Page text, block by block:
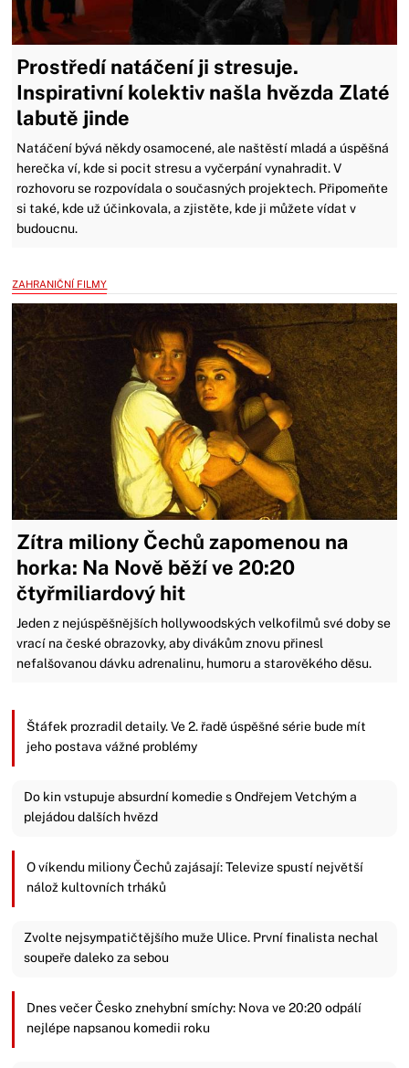
Prostředí natáčení ji stresuje.
Inspirativní kolektiv našla hvězda Zlaté
labutě jinde
Natáčení bývá někdy osamocené, ale naštěstí mladá a úspěšná
herečka ví, kde si pocit stresu a vyčerpání vynahradit. V
rozhovoru se rozpovídala o současných projektech. Připomeňte
si také, kde už účinkovala, a zjistěte, kde ji můžete vídat v
budoucnu.
ZAHRANIČNÍ FILMY
Zítra miliony Čechů zapomenou na
horka: Na Nově běží ve 20:20
čtyřmiliardový hit
Jeden z nejúspěšnějších hollywoodských velkofilmů své doby se
vrací na české obrazovky, aby divákům znovu přinesl
nefalšovanou dávku adrenalinu, humoru a starověkého děsu.
Štáfek prozradil detaily. Ve 2. řadě úspěšné série bude mít
jeho postava vážné problémy
Do kin vstupuje absurdní komedie s Ondřejem Vetchým a
plejádou dalších hvězd
O víkendu miliony Čechů zajásají: Televize spustí největší
nálož kultovních trháků
Zvolte nejsympatičtějšího muže Ulice. První finalista nechal
soupeře daleko za sebou
Dnes večer Česko znehybní smíchy: Nova ve 20:20 odpálí
nejlépe napsanou komedii roku